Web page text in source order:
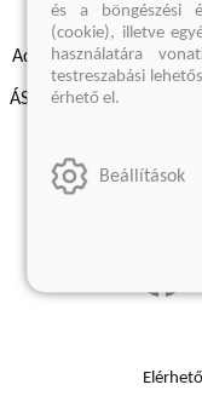
Adatvédelmi
ÁSZF - Vásárlási feltételek
Szállítási
és a böngészési
(cookie), illetve
használatára
testreszabási
érhető el.
Beállítások